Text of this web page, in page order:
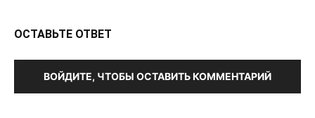
ОСТАВЬТЕ ОТВЕТ
ВОЙДИТЕ, ЧТОБЫ ОСТАВИТЬ КОММЕНТАРИЙ